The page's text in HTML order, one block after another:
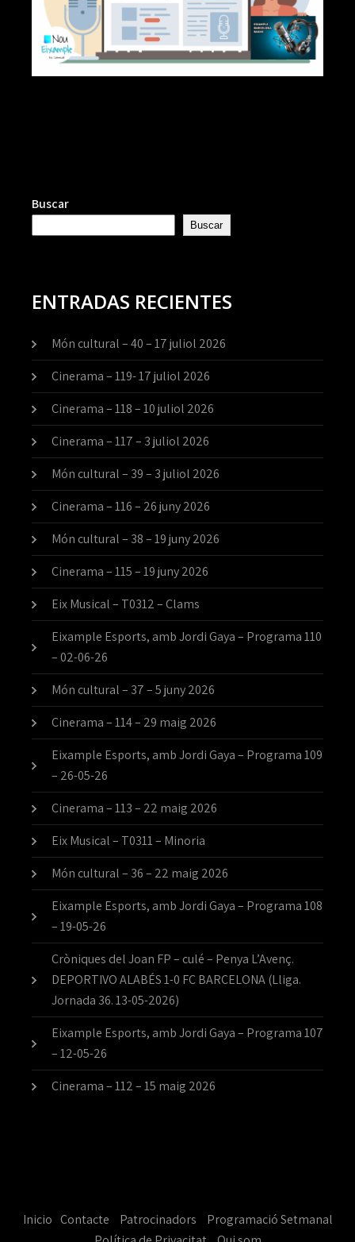
Buscar
Buscar
ENTRADAS RECIENTES
Món cultural – 40 – 17 juliol 2026
Cinerama – 119- 17 juliol 2026
Cinerama – 118 – 10 juliol 2026
Cinerama – 117 – 3 juliol 2026
Món cultural – 39 – 3 juliol 2026
Cinerama – 116 – 26 juny 2026
Món cultural – 38 – 19 juny 2026
Cinerama – 115 – 19 juny 2026
Eix Musical – T0312 – Clams
Eixample Esports, amb Jordi Gaya – Programa 110
– 02-06-26
Món cultural – 37 – 5 juny 2026
Cinerama – 114 – 29 maig 2026
Eixample Esports, amb Jordi Gaya – Programa 109
– 26-05-26
Cinerama – 113 – 22 maig 2026
Eix Musical – T0311 – Minoria
Món cultural – 36 – 22 maig 2026
Eixample Esports, amb Jordi Gaya – Programa 108
– 19-05-26
Cròniques del Joan FP – culé – Penya L’Avenç.
DEPORTIVO ALABÉS 1-0 FC BARCELONA (Lliga.
Jornada 36. 13-05-2026)
Eixample Esports, amb Jordi Gaya – Programa 107
– 12-05-26
Cinerama – 112 – 15 maig 2026
Inicio Contacte Patrocinadors
Programació Setmanal